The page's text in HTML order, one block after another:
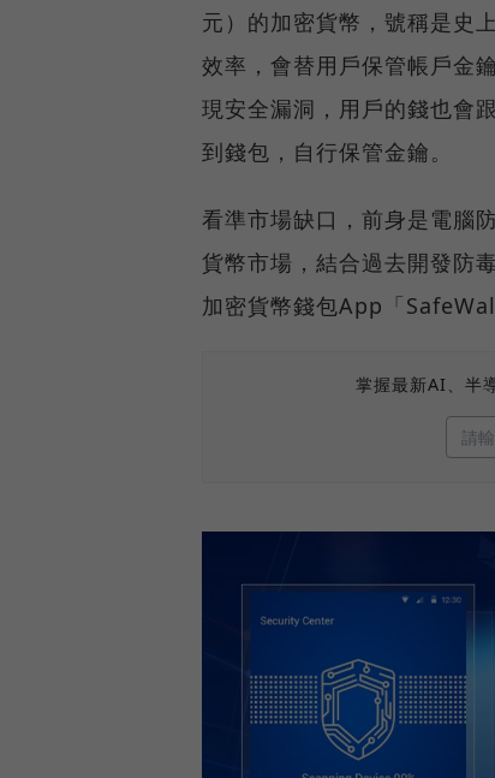
元）的加密貨幣，號稱是史
效率，會替用戶保管帳戶金
現安全漏洞，用戶的錢也會
到錢包，自行保管金鑰。
看準市場缺口，前身是電腦
貨幣市場，結合過去開發防
加密貨幣錢包App「
掌握最新AI、半